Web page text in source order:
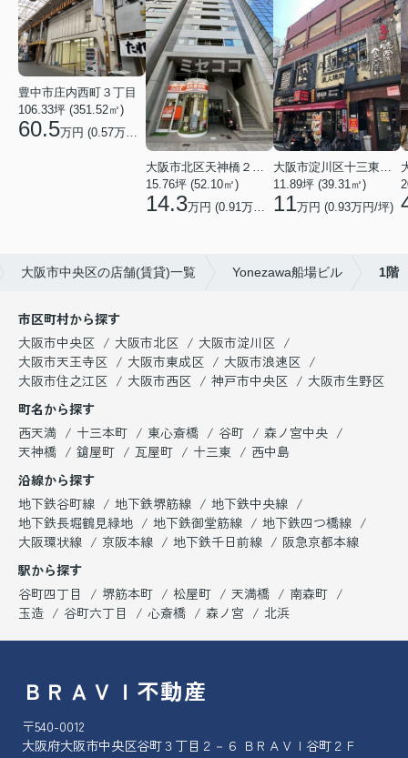
豊中市庄内西町３丁目
106.33坪 (351.52㎡)
60.5万円 (0.57万円/坪)
大阪市北区天神橋２丁目
15.76坪 (52.10㎡)
14.3万円 (0.91万円/坪)
大阪市淀川区十三東２丁目
11.89坪 (39.31㎡)
11万円 (0.93万円/坪)
大阪市中央区の店舗(賃貸)一覧 Yonezawa船場ビル 1階
市区町村から探す
大阪市中央区
大阪市北区
大阪市淀川区
大阪市天王寺区
大阪市東成区
大阪市浪速区
大阪市住之江区
大阪市西区 神戸市中央区
大阪市生野区
町名から探す
西天満
十三本町 東心斎橋 谷町
森ノ宮中央
天神橋
鎗屋町 瓦屋町 十三東
西中島
沿線から探す
地下鉄谷町線
地下鉄堺筋線
地下鉄中央線
地下鉄長堀鶴見緑地
地下鉄御堂筋線
地下鉄四つ橋線
大阪環状線
京阪本線 地下鉄千日前線
阪急京都本線
駅から探す
谷町四丁目
堺筋本町 松屋町 天満橋
南森町
玉造
谷町六丁目 心斎橋 森ノ宮 北浜
ＢＲＡＶＩ不動産
〒540-0012
大阪府大阪市中央区谷町３丁目２－６ ＢＲＡＶＩ谷町２Ｆ